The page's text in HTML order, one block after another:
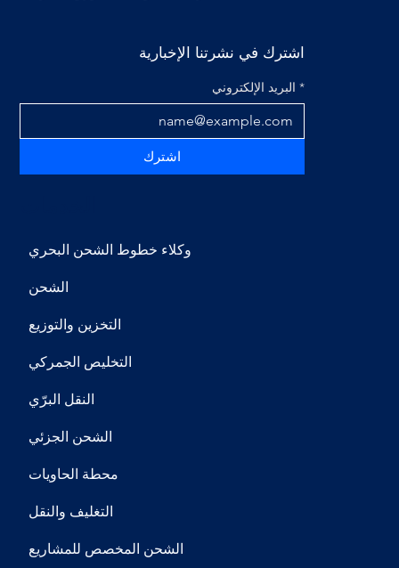
اشترك في نشرتنا الإخبارية
* البريد الإلكتروني
اشترك
​وكلاء خطوط الشحن البحري
​الشحن
​التخزين والتوزيع
​التخليص الجمركي
​النقل البرّي
​الشحن الجزئي
​محطة الحاويات
​التغليف والنقل
​الشحن المخصص للمشاريع